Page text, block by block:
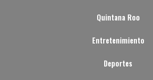
Quintana Roo
Entretenimiento
Deportes